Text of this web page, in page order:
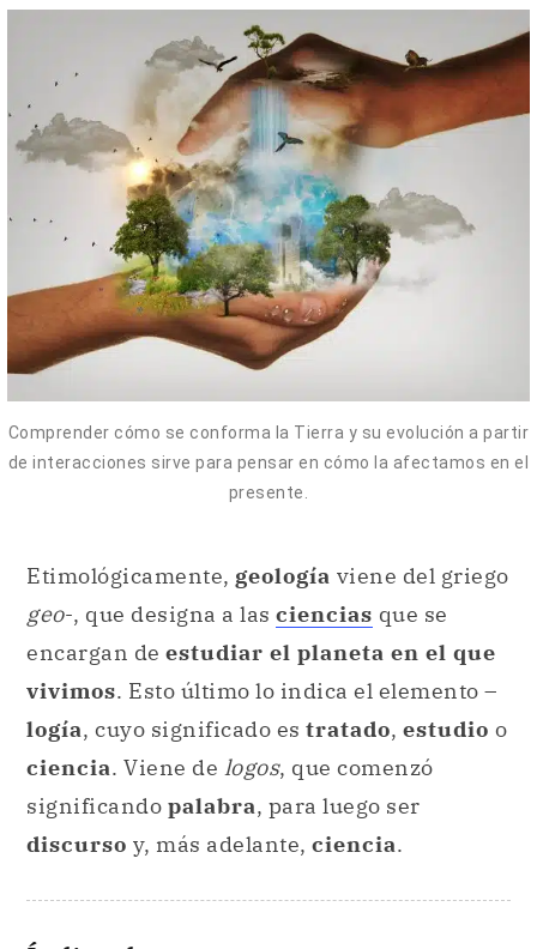
Comprender cómo se conforma la Tierra y su evolución a partir
de interacciones sirve para pensar en cómo la afectamos en el
presente.
Etimológicamente, geología viene del griego
geo-, que designa a las ciencias que se
encargan de estudiar el planeta en el que
vivimos. Esto último lo indica el elemento –
logía, cuyo significado es tratado, estudio o
ciencia. Viene de logos, que comenzó
significando palabra, para luego ser
discurso y, más adelante, ciencia.